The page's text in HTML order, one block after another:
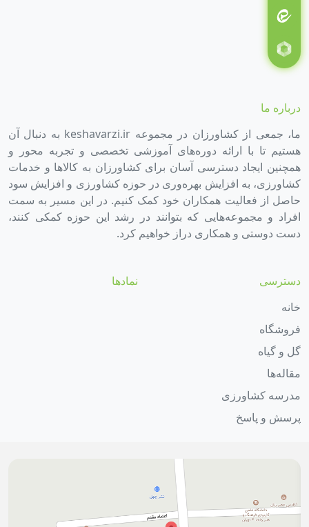
درباره ما
ما، جمعی از کشاورزان در مجموعه keshavarzi.ir به دنبال آن
هستیم تا با ارائه دوره‌های آموزشی تخصصی و تجربه محور و
همچنین ایجاد دسترسی آسان برای کشاورزان به کالاها و خدمات
کشاورزی، به افزایش بهره‌وری در حوزه کشاورزی و افزایش سود
حاصل از فعالیت همکاران خود کمک کنیم. در این مسیر به سمت
افراد و مجموعه‌هایی که بتوانند در رشد این حوزه کمکی کنند،
دست دوستی و همکاری دراز خواهیم کرد.
دسترسی
خانه
فروشگاه
گل و گیاه
مقاله‌ها
مدرسه کشاورزی
پرسش و پاسخ
نمادها